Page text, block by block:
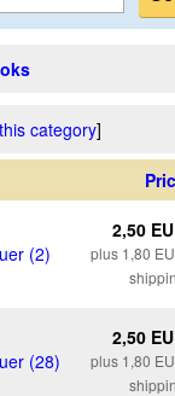
category]
(2)
2,50
plus 1,80
(28)
2,50
plus 1,80